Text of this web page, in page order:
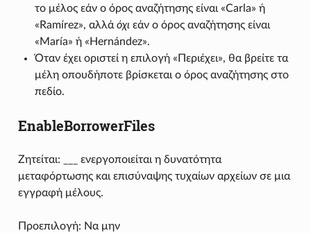
το μέλος εάν ο όρος αναζήτησης είναι «Carla» ή
«Ramírez», αλλάόχιεάν ο όρος αναζήτησης είναι
«María» ή «Hernández».
Όταν έχει οριστεί η επιλογή «Περιέχει», θα βρείτε τα
μέλη οπουδήποτε βρίσκεται ο όρος αναζήτησης στο
πεδίο.
EnableBorrowerFiles
Ζητείται: ___ ενεργοποιείται η δυνατότητα
μεταφόρτωσης και επισύναψης τυχαίων αρχείων σε μια
εγγραφή μέλους.
Προεπιλογή: Να μην